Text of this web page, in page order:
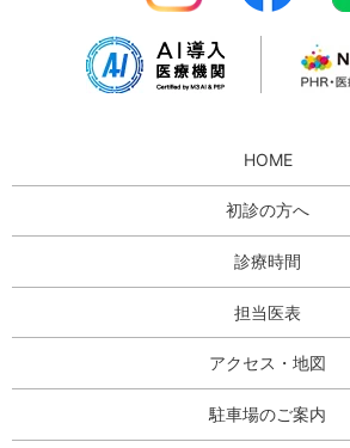
HOME
初診の方へ
診療時間
担当医表
アクセス・地図
駐車場のご案内